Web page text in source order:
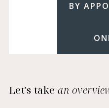
BY
Let's takean